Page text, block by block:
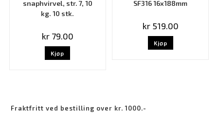
snaphvirvel, str. 7, 10
kg. 10 stk.
kr79.00
Kjøp
SF316 16x188mm
kr519.00
Kjøp
Fraktfritt ved bestilling over kr. 1000.-